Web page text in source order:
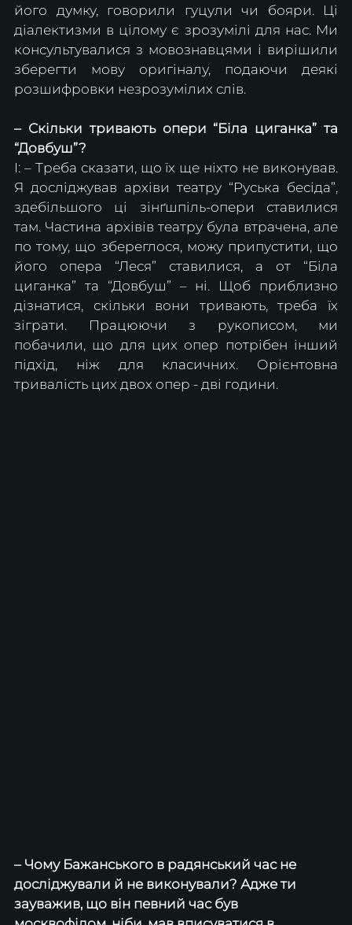
його думку, говорили гуцули чи бояри. Ці
діалектизми в цілому є зрозумілі для нас. Ми
консультувалися з мовознавцями і вирішили
зберегти мову оригіналу, подаючи деякі
розшифровки незрозумілих слів.
– Скільки тривають опери “Біла циганка” та
“Довбуш”?
І: – Треба сказати, що їх ще ніхто не виконував.
Я досліджував архіви театру “Руська бесіда”,
здебільшого ці зінґшпіль-опери ставилися
там. Частина архівів театру була втрачена, але
по тому, що збереглося, можу припустити, що
його опера “Леся” ставилися, а от “Біла
циганка” та “Довбуш” – ні. Щоб приблизно
дізнатися, скільки вони тривають, треба їх
зіграти. Працюючи з рукописом, ми
побачили, що для цих опер потрібен інший
підхід, ніж для класичних. Орієнтовна
тривалість цих двох опер - дві години.
– Чому Бажанського в радянський час не
досліджували й не виконували? Адже ти
зауважив, що він певний час був